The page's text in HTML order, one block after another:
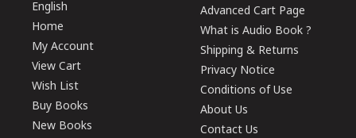
English
Home
My Account
View Cart
Wish List
Buy Books
New Books
Advanced Cart Page
What is Audio Book ?
Shipping & Returns
Privacy Notice
Conditions of Use
About Us
Contact Us